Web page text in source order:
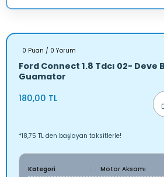
0 Puan / 0 Yorum
Ford Connect 1.8 Tdcı 02- Deve
Guamator
180,00 TL
*18,75 TL den başlayan taksitlerle!
Kategori
Motor Aksamı